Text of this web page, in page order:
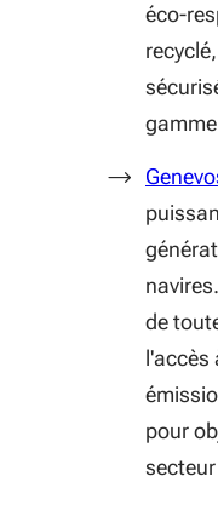
éco-
de
l'accès
pour